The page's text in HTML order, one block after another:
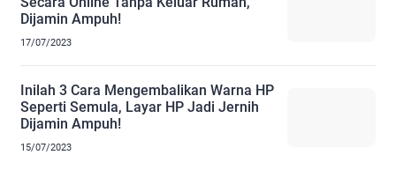
Dijamin Ampuh!
17/07/2023
Inilah 3 Cara Mengembalikan Warna HP
Seperti Semula, Layar HP Jadi Jernih
Dijamin Ampuh!
15/07/2023